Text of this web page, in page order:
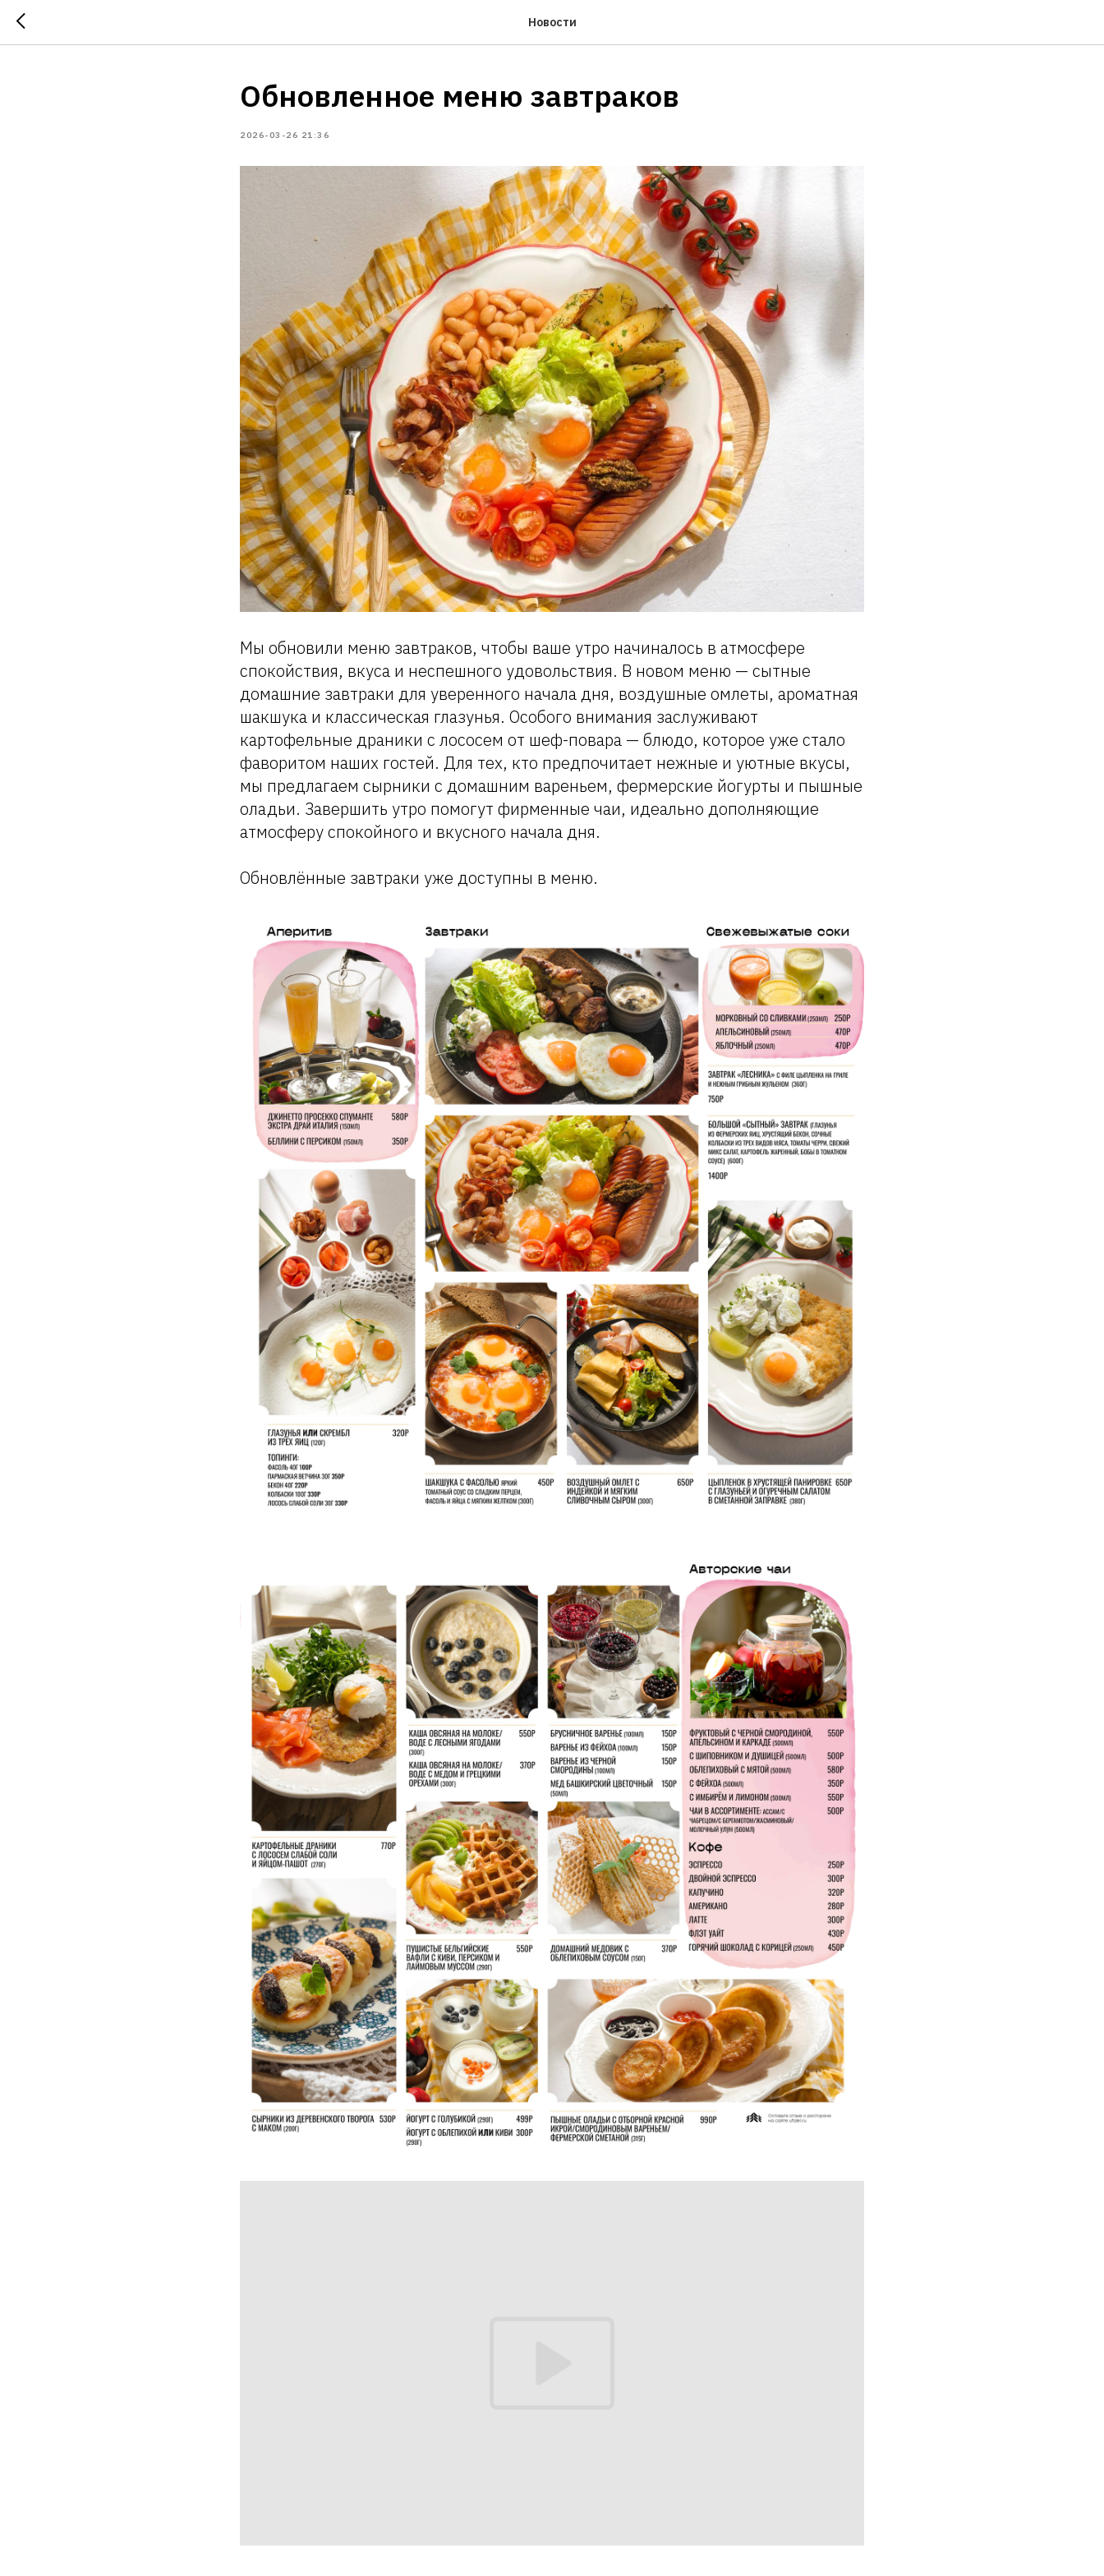
Новости
Обновленное меню завтраков
2026-03-26 21:36
Мы обновили меню завтраков, чтобы ваше утро начиналось в атмосфере
спокойствия, вкуса и неспешного удовольствия. В новом меню — сытные
домашние завтраки для уверенного начала дня, воздушные омлеты, ароматная
шакшука и классическая глазунья. Особого внимания заслуживают
картофельные драники с лососем от шеф-повара — блюдо, которое уже стало
фаворитом наших гостей. Для тех, кто предпочитает нежные и уютные вкусы,
мы предлагаем сырники с домашним вареньем, фермерские йогурты и пышные
оладьи. Завершить утро помогут фирменные чаи, идеально дополняющие
атмосферу спокойного и вкусного начала дня.
Обновлённые завтраки уже доступны в меню.